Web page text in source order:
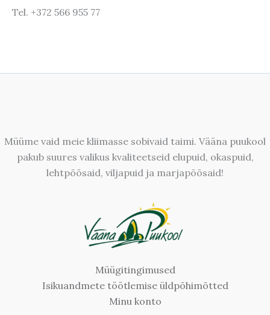
Tel. +372 566 955 77
Müüme vaid meie kliimasse sobivaid taimi. Vääna puukool
pakub suures valikus kvaliteetseid elupuid, okaspuid,
lehtpõõsaid, viljapuid ja marjapõõsaid!
Müügitingimused
Isikuandmete töötlemise üldpõhimõtted
Minu konto